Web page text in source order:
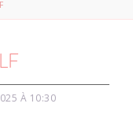
À 10:30